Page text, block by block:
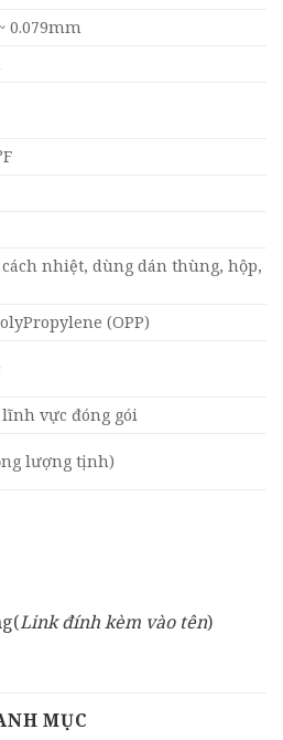
0.079mm
nhiệt, dùng dán thùng, hộp,
(OPP)
vực đóng gói
lượng tịnh)
Link đính kèm vào tên)
MỤC